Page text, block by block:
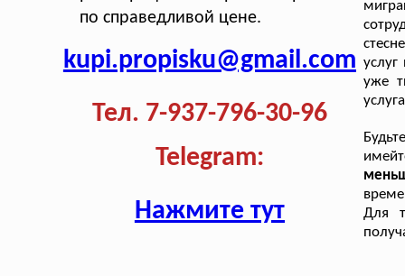
по справедливой цене.
kupi.propisku@gmail.com
Тел. 7-937-796-30-96
Telegram:
Нажмите тут
уже
Для